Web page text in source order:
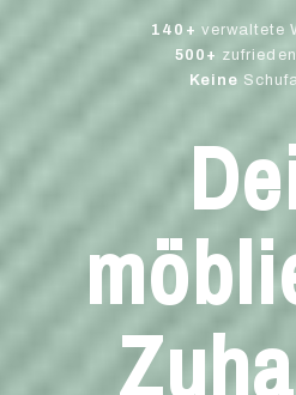
140+ verwaltete
500+
Keine